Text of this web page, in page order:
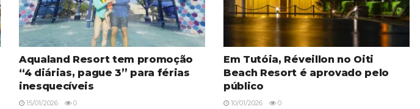
Aqualand Resort tem promoção
“4 diárias, pague 3” para férias
inesquecíveis
15/01/2026 0
Em Tutóia, Réveillon no Oiti
Beach Resort é aprovado pelo
público
10/01/2026 0